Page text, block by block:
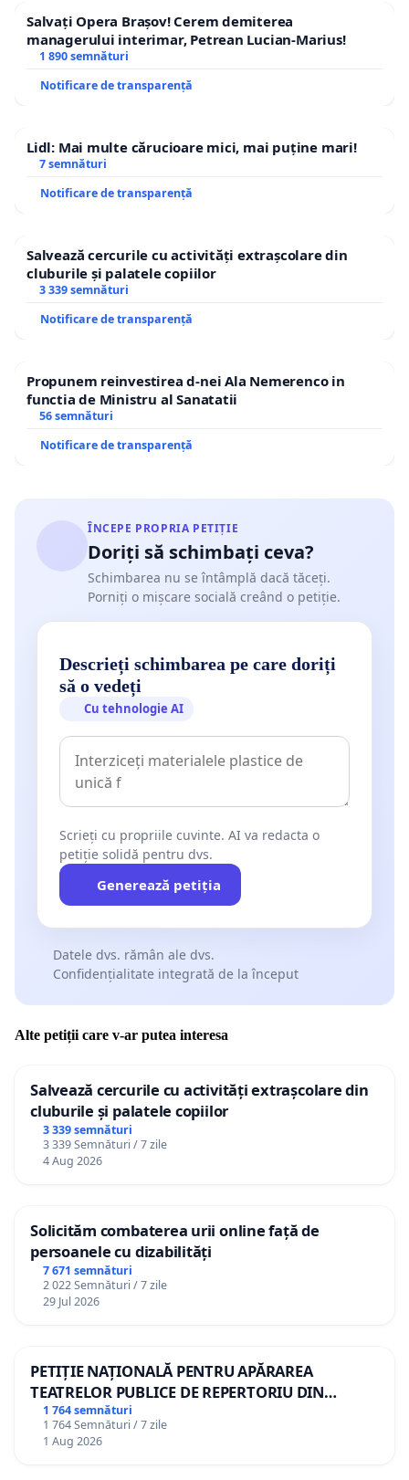
Salvați Opera Brașov! Cerem demiterea
managerului interimar, Petrean Lucian-Marius!
1 890 semnături
Notificare de transparență
Lidl: Mai multe cărucioare mici, mai puține mari!
7 semnături
Notificare de transparență
Salvează cercurile cu activități extrașcolare din
cluburile și palatele copiilor
3 339 semnături
Notificare de transparență
Propunem reinvestirea d-nei Ala Nemerenco in
functia de Ministru al Sanatatii
56 semnături
Notificare de transparență
ÎNCEPE PROPRIA PETIȚIE
Doriți să schimbați ceva?
Schimbarea nu se întâmplă dacă tăceți.
Porniți o mișcare socială creând o petiție.
Descrieți schimbarea pe care doriți
să o vedeți
Cu tehnologie AI
Scrieți cu propriile cuvinte. AI va redacta o
petiție solidă pentru dvs.
Generează petiția
Datele dvs. rămân ale dvs.
Confidențialitate integrată de la început
Alte petiții care v-ar putea interesa
Salvează cercurile cu activități extrașcolare din
cluburile și palatele copiilor
3 339 semnături
3 339 Semnături / 7 zile
4 Aug 2026
Solicităm combaterea urii online față de
persoanele cu dizabilități
7 671 semnături
2 022 Semnături / 7 zile
29 Jul 2026
PETIȚIE NAȚIONALĂ PENTRU APĂRAREA
TEATRELOR PUBLICE DE REPERTORIU DIN
ROMÂNIA
1 764 semnături
1 764 Semnături / 7 zile
1 Aug 2026